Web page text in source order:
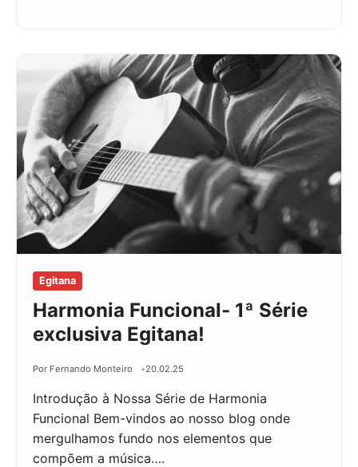
Egitana
Harmonia Funcional- 1ª Série
exclusiva Egitana!
Por Fernando Monteiro 20.02.25
Introdução à Nossa Série de Harmonia
Funcional Bem-vindos ao nosso blog onde
mergulhamos fundo nos elementos que
compõem a música….